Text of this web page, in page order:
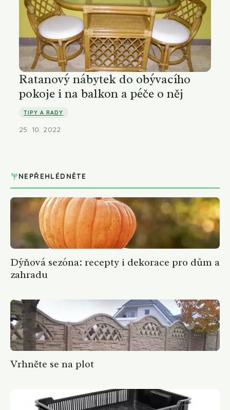
Ratanový nábytek do obývacího
pokoje i na balkon a péče o něj
TIPY A RADY
25. 10. 2022
NEPŘEHLÉDNĚTE
Dýňová sezóna: recepty i dekorace pro dům a
zahradu
Vrhněte se na plot